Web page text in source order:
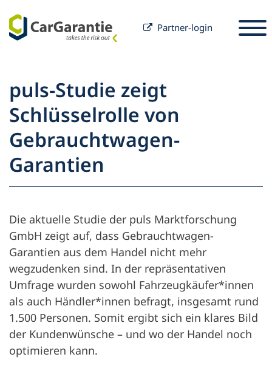
Partner-login
Partner
Bilejer
Service & Support
Partner
Bilejer
Virksomhed
Karriere
puls-Studie zeigt
Schlüsselrolle von
Gebrauchtwagen-
Garantien
Die aktuelle Studie der puls Marktforschung
GmbH zeigt auf, dass Gebrauchtwagen-
Garantien aus dem Handel nicht mehr
wegzudenken sind. In der repräsentativen
Umfrage wurden sowohl Fahrzeugkäufer*innen
als auch Händler*innen befragt, insgesamt rund
1.500 Personen. Somit ergibt sich ein klares Bild
der Kundenwünsche – und wo der Handel noch
optimieren kann.